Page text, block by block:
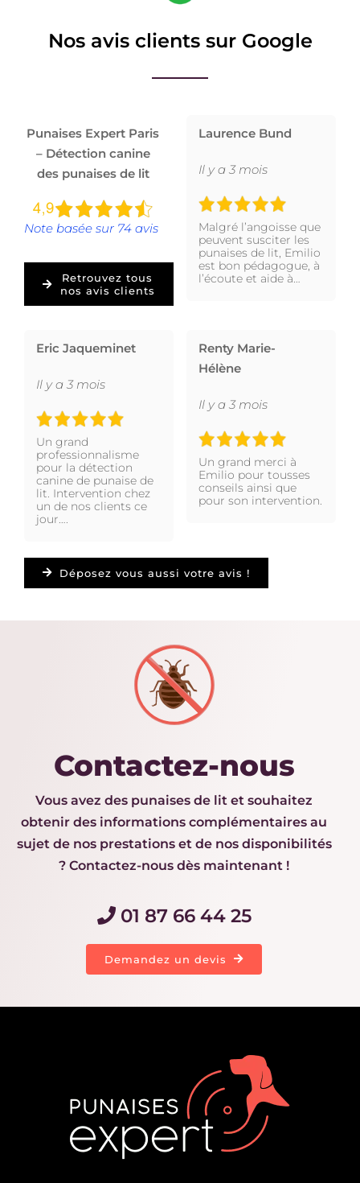
Nos avis clients sur Google
Punaises Expert Paris
– Détection canine
des punaises de lit
Note basée sur 74 avis
Retrouvez tous
nos avis clients
Laurence Bund
Il y a 3 mois
Malgré l’angoisse que
peuvent susciter les
punaises de lit, Emilio
est bon pédagogue, à
l’écoute et aide à…
Eric Jaqueminet
Il y a 3 mois
Un grand
professionnalisme
pour la détection
canine de punaise de
lit. Intervention chez
un de nos clients ce
jour….
Renty Marie-
Hélène
Il y a 3 mois
Un grand merci à
Emilio pour tousses
conseils ainsi que
pour son intervention.
Déposez vous aussi votre avis !
Contactez-nous
Vous avez des punaises de lit et souhaitez
obtenir des informations complémentaires au
sujet de nos prestations et de nos disponibilités
? Contactez-nous dès maintenant !
01 87 66 44 25
Demandez un devis